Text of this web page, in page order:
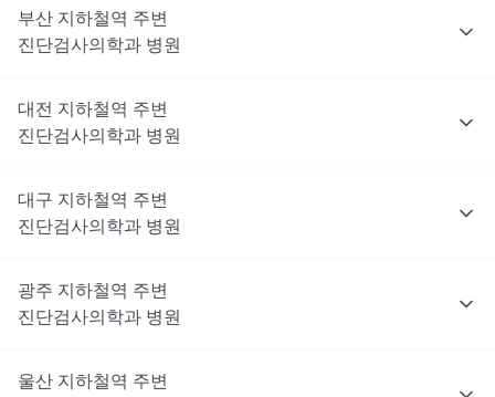
부산 지하철역 주변
진단검사의학과 병원
대전 지하철역 주변
진단검사의학과 병원
대구 지하철역 주변
진단검사의학과 병원
광주 지하철역 주변
진단검사의학과 병원
울산 지하철역 주변